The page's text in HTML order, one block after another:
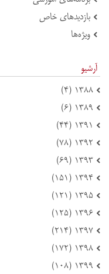
بازدید‌های خاص
ویژه‌ها
آرشیو
۱۳۸۸ (۴)
۱۳۸۹ (۶)
۱۳۹۱ (۴۴)
۱۳۹۲ (۷۸)
۱۳۹۳ (۶۹)
۱۳۹۴ (۱۵۱)
۱۳۹۵ (۱۲۱)
۱۳۹۶ (۱۲۵)
۱۳۹۷ (۲۱۴)
۱۳۹۸ (۱۷۲)
۱۳۹۹ (۱۰۸)